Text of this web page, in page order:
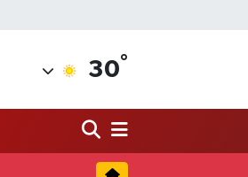
30°